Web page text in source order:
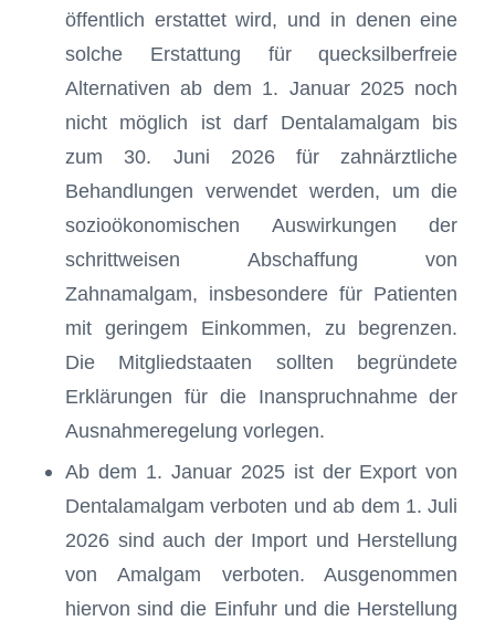
öffentlich erstattet wird, und in denen eine
solche Erstattung für quecksilberfreie
Alternativen ab dem 1. Januar 2025 noch
nicht möglich ist darf Dentalamalgam bis
zum 30. Juni 2026 für zahnärztliche
Behandlungen verwendet werden, um die
sozioökonomischen Auswirkungen der
schrittweisen Abschaffung von
Zahnamalgam, insbesondere für Patienten
mit geringem Einkommen, zu begrenzen.
Die Mitgliedstaaten sollten begründete
Erklärungen für die Inanspruchnahme der
Ausnahmeregelung vorlegen.
Ab dem 1. Januar 2025 ist der Export von
Dentalamalgam verboten und ab dem 1. Juli
2026 sind auch der Import und Herstellung
von Amalgam verboten. Ausgenommen
hiervon sind die Einfuhr und die Herstellung